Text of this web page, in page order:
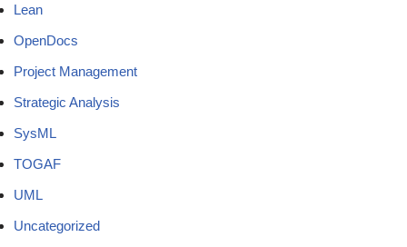
Lean
OpenDocs
Project Management
Strategic Analysis
SysML
TOGAF
UML
Uncategorized